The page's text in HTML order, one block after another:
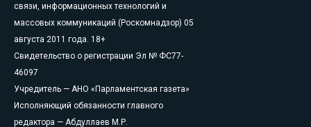
связи, информационных технологий и
массовых коммуникаций (Роскомнадзор) 05
августа 2011 года. 18+
Свидетельство о регистрации Эл № ФС77-
46097
Учредитель — АНО «Парламентская газета»
Исполняющий обязанности главного
редактора — Абдуллаев М.Р.